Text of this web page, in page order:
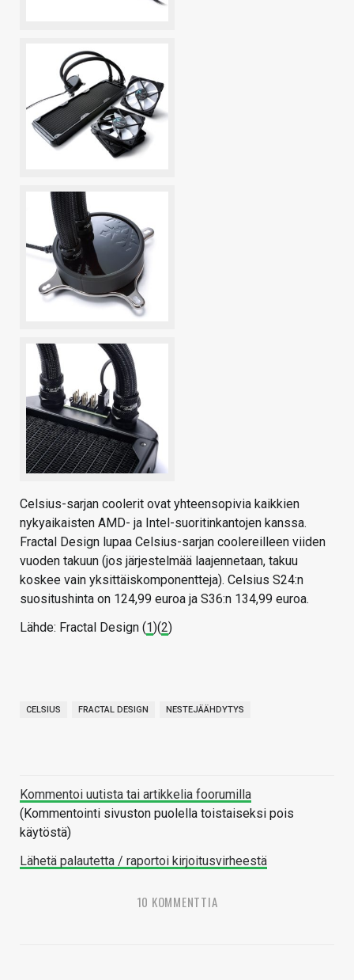
Celsius-sarjan coolerit ovat yhteensopivia kaikkien
nykyaikaisten AMD- ja Intel-suoritinkantojen kanssa.
Fractal Design lupaa Celsius-sarjan coolereilleen viiden
vuoden takuun (jos järjestelmää laajennetaan, takuu
koskee vain yksittäiskomponentteja). Celsius S24:n
suositushinta on 124,99 euroa ja S36:n 134,99 euroa.
Lähde: Fractal Design (1)(2)
CELSIUS FRACTAL DESIGN NESTEJÄÄHDYTYS
Kommentoi uutista tai artikkelia foorumilla
(Kommentointi sivuston puolella toistaiseksi pois
käytöstä)
Lähetä palautetta / raportoi kirjoitusvirheestä
10 KOMMENTTIA